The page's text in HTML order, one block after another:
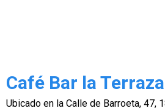
Café Bar la Terraza
Ubicado en la Calle de Barroeta, 47,